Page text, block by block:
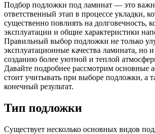
Подбор подложки под ламинат — это
ответственный этап в процессе укладки,
существенно повлиять на долговечность,
эксплуатации и общие характеристики
Правильный выбор подложки не только
эксплуатационные качества ламината, но и
созданию более уютной и теплой
Давайте подробнее рассмотрим основные
стоит учитывать при выборе подложки, а
конечный результат.
Тип подложки
Существует несколько основных видов